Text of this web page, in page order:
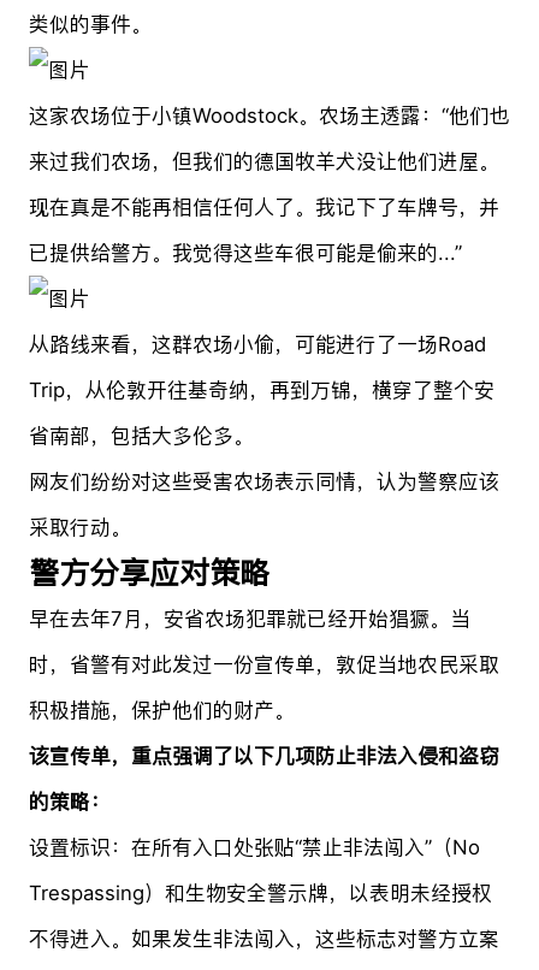
类似的事件。
这家农场位于小镇Woodstock。农场主透露：“他们也
来过我们农场，但我们的德国牧羊犬没让他们进屋。
现在真是不能再相信任何人了。我记下了车牌号，并
已提供给警方。我觉得这些车很可能是偷来的...”
从路线来看，这群农场小偷，可能进行了一场Road
Trip，从伦敦开往基奇纳，再到万锦，横穿了整个安
省南部，包括大多伦多。
网友们纷纷对这些受害农场表示同情，认为警察应该
采取行动。
警方分享应对策略
早在去年7月，安省农场犯罪就已经开始猖獗。当
时，省警有对此发过一份宣传单，敦促当地农民采取
积极措施，保护他们的财产。
该宣传单，重点强调了以下几项防止非法入侵和盗窃
的策略：
设置标识：在所有入口处张贴“禁止非法闯入”（No
Trespassing）和生物安全警示牌，以表明未经授权
不得进入。如果发生非法闯入，这些标志对警方立案